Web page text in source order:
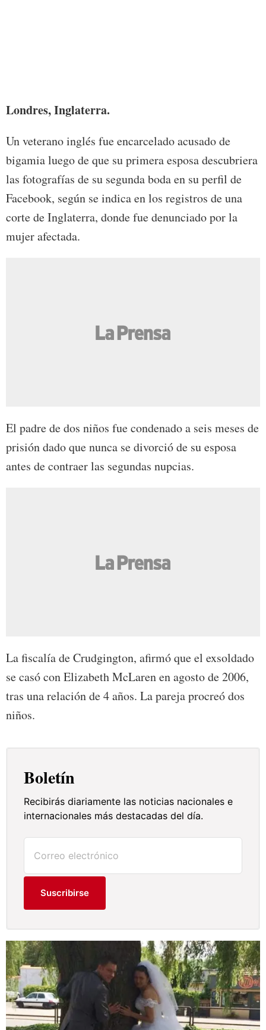
Londres, Inglaterra.
Un veterano inglés fue encarcelado acusado de
bigamia luego de que su primera esposa descubriera
las fotografías de su segunda boda en su perfil de
Facebook, según se indica en los registros de una
corte de Inglaterra, donde fue denunciado por la
mujer afectada.
El padre de dos niños fue condenado a seis meses de
prisión dado que nunca se divorció de su esposa
antes de contraer las segundas nupcias.
La fiscalía de Crudgington, afirmó que el exsoldado
se casó con Elizabeth McLaren en agosto de 2006,
tras una relación de 4 años. La pareja procreó dos
niños.
Boletín
Recibirás diariamente las noticias nacionales e
internacionales más destacadas del día.
Suscribirse